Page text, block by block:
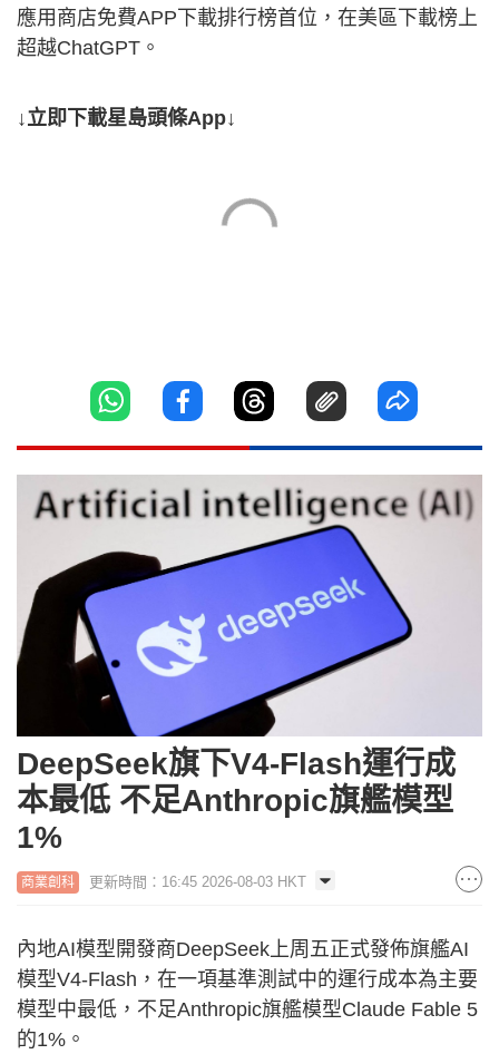
應用商店免費APP下載排行榜首位，在美區下載榜上
超越ChatGPT。
↓立即下載星島頭條App↓
DeepSeek旗下V4-Flash運行成
本最低 不足Anthropic旗艦模型
1%
商業創科 更新時間：16:45 2026-08-03 HKT
內地AI模型開發商DeepSeek上周五正式發佈旗艦AI
模型V4-Flash，在一項基準測試中的運行成本為主要
模型中最低，不足Anthropic旗艦模型Claude Fable 5
的1%。